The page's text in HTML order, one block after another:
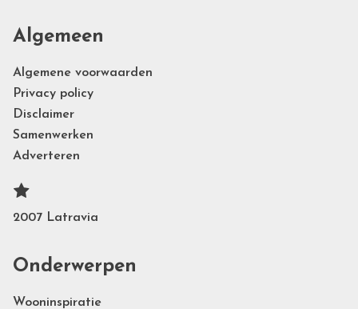
Algemeen
Algemene voorwaarden
Privacy policy
Disclaimer
Samenwerken
Adverteren
2007 Latravia
Onderwerpen
Wooninspiratie